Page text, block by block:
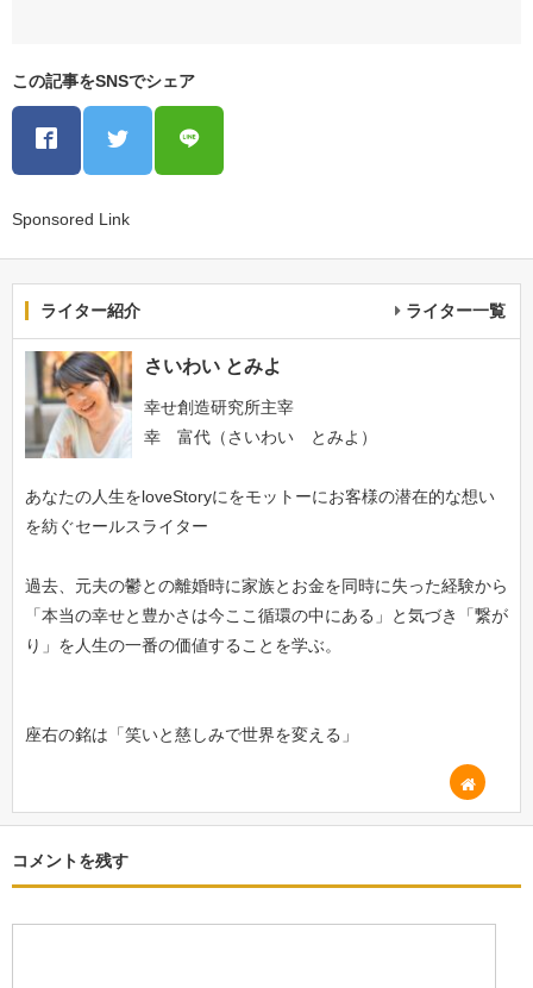
この記事をSNSでシェア
Sponsored Link
ライター紹介 ライター一覧
さいわい とみよ
幸せ創造研究所主宰
幸 富代（さいわい とみよ）
あなたの人生をloveStoryにをモットーにお客様の潜在的な想い
を紡ぐセールスライター
過去、元夫の鬱との離婚時に家族とお金を同時に失った経験から
「本当の幸せと豊かさは今ここ循環の中にある」と気づき「繋が
り」を人生の一番の価値することを学ぶ。
座右の銘は「笑いと慈しみで世界を変える」
コメントを残す